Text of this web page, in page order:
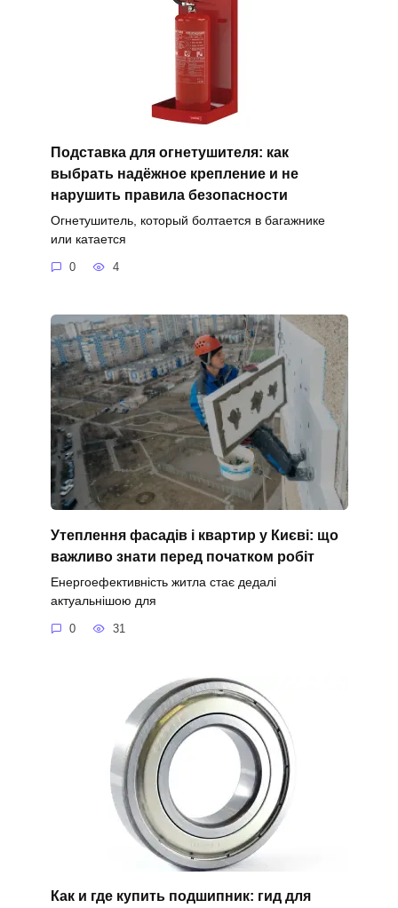
Подставка для огнетушителя: как
выбрать надёжное крепление и не
нарушить правила безопасности
Огнетушитель, который болтается в багажнике
или катается
0 4
Утеплення фасадів і квартир у Києві: що
важливо знати перед початком робіт
Енергоефективність житла стає дедалі
актуальнішою для
0 31
Как и где купить подшипник: гид для